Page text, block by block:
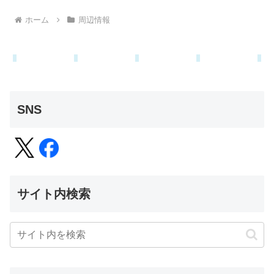
ホーム 周辺情報
SNS
サイト内検索